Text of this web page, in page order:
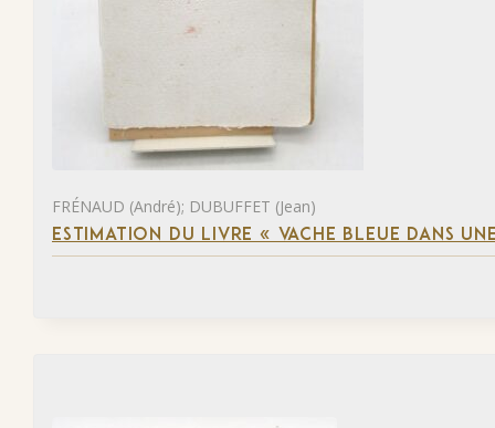
FRÉNAUD (André); DUBUFFET (Jean)
ESTIMATION DU LIVRE « VACHE BLEUE DANS